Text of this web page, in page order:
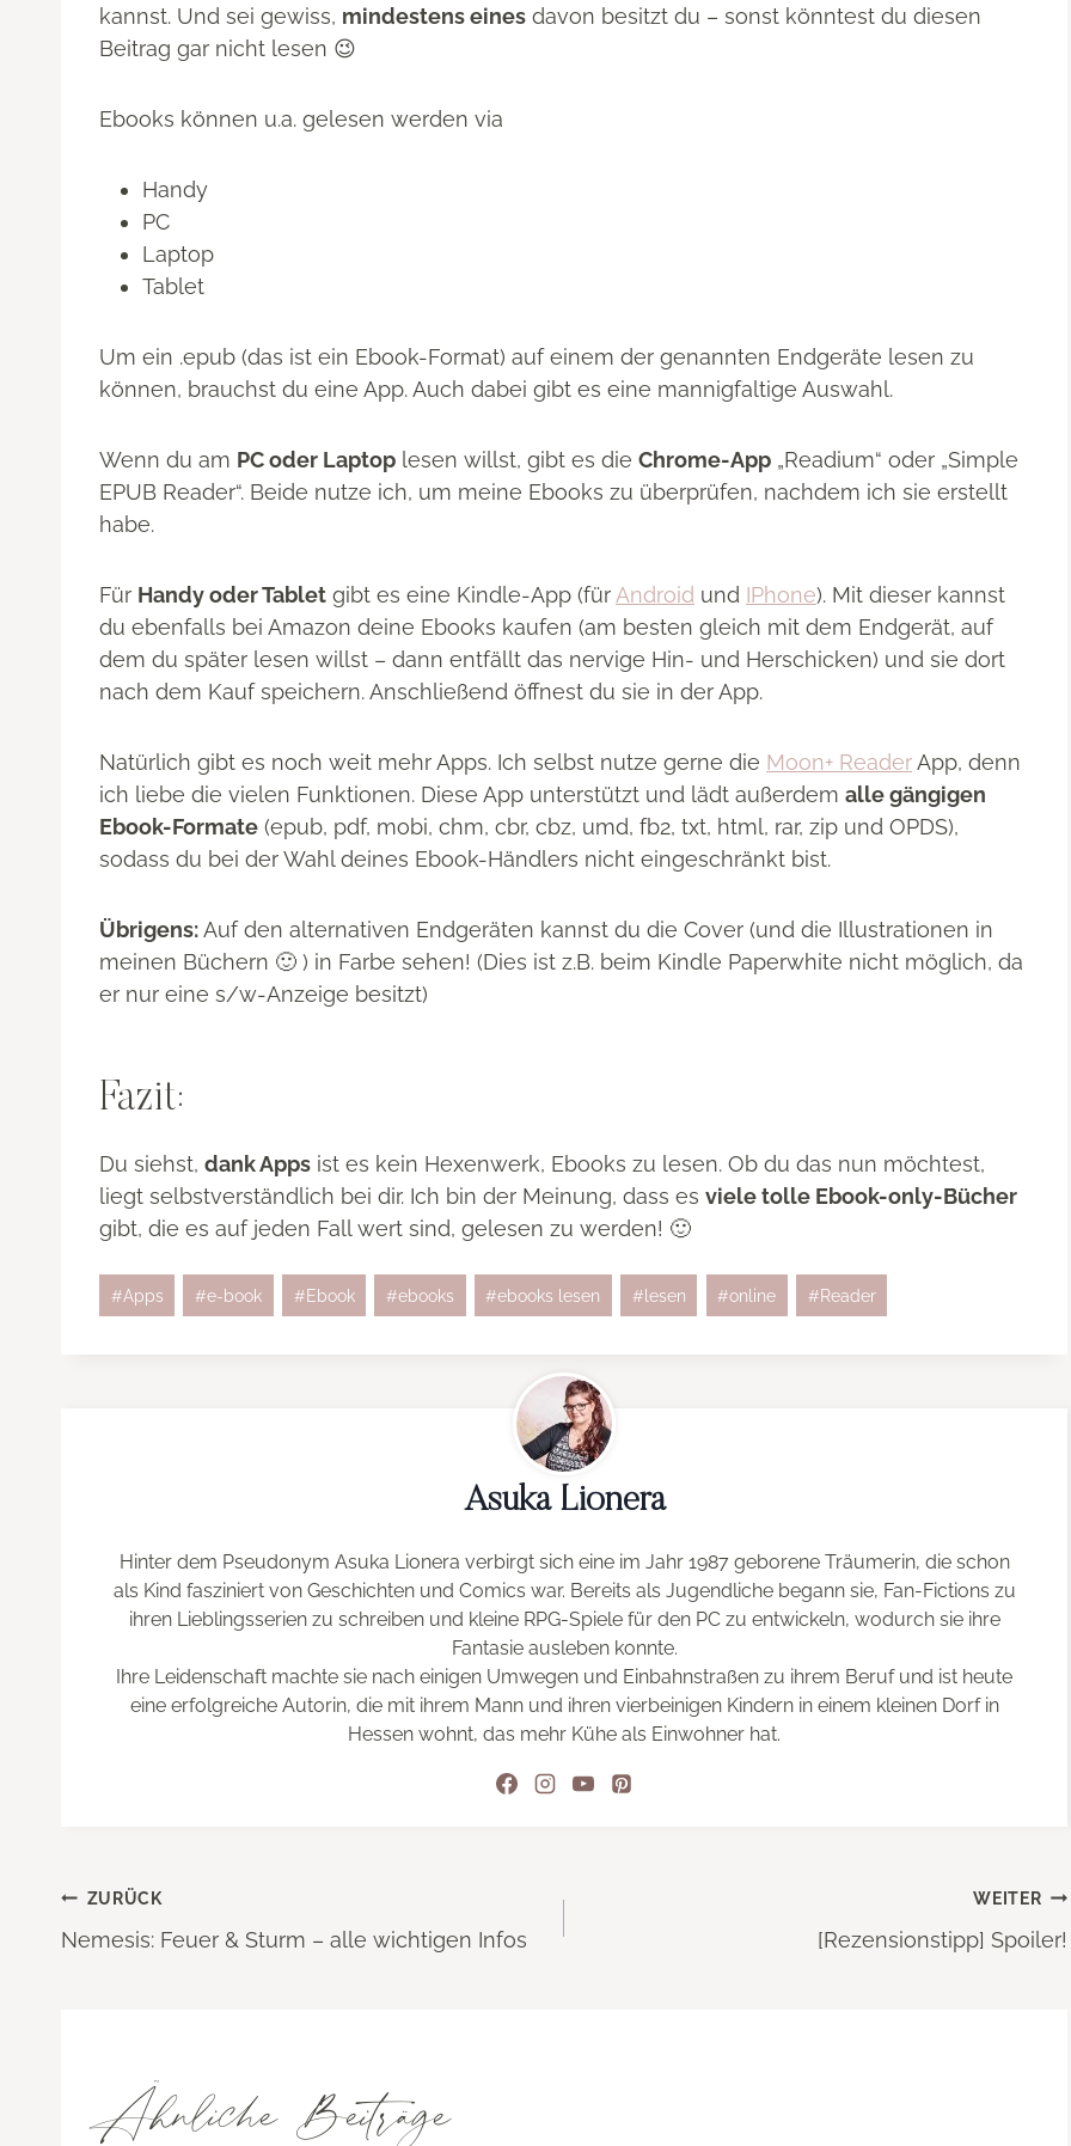
kannst. Und sei gewiss, mindestens eines davon besitzt du – sonst könntest du diesen
Beitrag gar nicht lesen 😉
Ebooks können u.a. gelesen werden via
Handy
PC
Laptop
Tablet
Um ein .epub (das ist ein Ebook-Format) auf einem der genannten Endgeräte lesen zu
können, brauchst du eine App. Auch dabei gibt es eine mannigfaltige Auswahl.
Wenn du am PC oder Laptop lesen willst, gibt es die Chrome-App „Readium“ oder „Simple
EPUB Reader“. Beide nutze ich, um meine Ebooks zu überprüfen, nachdem ich sie erstellt
habe.
Für Handy oder Tablet gibt es eine Kindle-App (fürAndroid und IPhone). Mit dieser kannst
du ebenfalls bei Amazon deine Ebooks kaufen (am besten gleich mit dem Endgerät, auf
dem du später lesen willst – dann entfällt das nervige Hin- und Herschicken) und sie dort
nach dem Kauf speichern. Anschließend öffnest du sie in der App.
Natürlich gibt es noch weit mehr Apps. Ich selbst nutze gerne die Moon+ ReaderApp, denn
ich liebe die vielen Funktionen. Diese App unterstützt und lädt außerdem alle gängigen
Ebook-Formate (epub, pdf, mobi, chm, cbr, cbz, umd, fb2, txt, html, rar, zip und OPDS),
sodass du bei der Wahl deines Ebook-Händlers nicht eingeschränkt bist.
Übrigens:Auf den alternativen Endgeräten kannst du die Cover (und die Illustrationen in
meinen Büchern 🙂 ) in Farbe sehen! (Dies ist z.B. beim Kindle Paperwhite nicht möglich, da
er nur eine s/w-Anzeige besitzt)
Fazit:
Du siehst, dank Apps ist es kein Hexenwerk, Ebooks zu lesen. Ob du das nun möchtest,
liegt selbstverständlich bei dir. Ich bin der Meinung, dass es viele tolle Ebook-only-Bücher
gibt, die es auf jeden Fall wert sind, gelesen zu werden! 🙂
Schlagworte:
#Apps #e-book #Ebook #ebooks #ebooks lesen #lesen #online #Reader
Asuka Lionera
Hinter dem Pseudonym Asuka Lionera verbirgt sich eine im Jahr 1987 geborene Träumerin, die schon
als Kind fasziniert von Geschichten und Comics war. Bereits als Jugendliche begann sie, Fan-Fictions zu
ihren Lieblingsserien zu schreiben und kleine RPG-Spiele für den PC zu entwickeln, wodurch sie ihre
Fantasie ausleben konnte.
Ihre Leidenschaft machte sie nach einigen Umwegen und Einbahnstraßen zu ihrem Beruf und ist heute
eine erfolgreiche Autorin, die mit ihrem Mann und ihren vierbeinigen Kindern in einem kleinen Dorf in
Hessen wohnt, das mehr Kühe als Einwohner hat.
Beitragsnavigation
ZURÜCK
Nemesis: Feuer & Sturm – alle wichtigen Infos
WEITER
[Rezensionstipp] Spoiler!
Ähnliche Beiträge